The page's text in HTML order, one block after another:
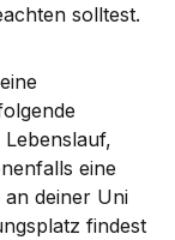
solltest.
eine
an deiner Uni
findest